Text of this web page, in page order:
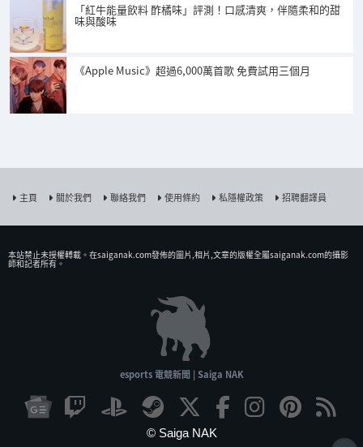
「紅牛能量飲料 酢橘味」評測！口感清爽，伴隨柔和的甜
味與酸味
《Apple Music》超過6,000萬首歌 免費試用三個月
主頁 關於我們 聯絡我們 使用條約 私隱權政策 招聘翻譯員
本站禁止未授權𨍭載。在saiganak.com發佈的圖片,相片,文章的版權全屬saiganak.com的攝影
師和記者所有。
esports 電競新聞 | Saiga NAK
© Saiga NAK